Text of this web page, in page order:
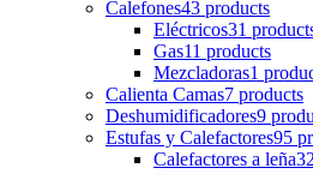
Calefones43 products
Eléctricos31
Gas11 products
Mezcladoras1
Calienta Camas7 products
Deshumidificadores9
Estufas y Calefactores95
Calefactores a leña